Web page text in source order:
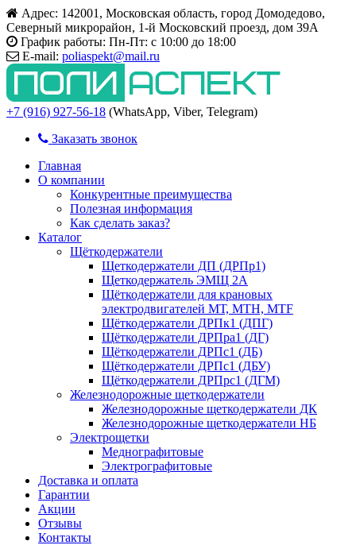
Адрес: 142001, Московская область, город Домодедово,
Северный микрорайон, 1-й Московский проезд, дом 39А
График работы: Пн-Пт: с 10:00 до 18:00
E-mail: poliaspekt@mail.ru
+7 (916) 927-56-18 (WhatsApp, Viber, Telegram)
Заказать звонок
Главная
О компании
Конкурентные преимущества
Полезная информация
Как сделать заказ?
Каталог
Щёткодержатели
Щеткодержатели ДП (ДРПр1)
Щеткодержатель ЭМЩ 2А
Щёткодержатели для крановых
электродвигателей МТ, МТН, МТF
Щёткодержатели ДРПк1 (ДПГ)
Щёткодержатели ДРПра1 (ДГ)
Щёткодержатели ДРПс1 (ДБ)
Щёткодержатели ДРПс1 (ДБУ)
Щёткодержатели ДРПрс1 (ДГМ)
Железнодорожные щеткодержатели
Железнодорожные щеткодержатели ДК
Железнодорожные щеткодержатели НБ
Электрощетки
Меднографитовые
Электрографитовые
Доставка и оплата
Гарантии
Акции
Отзывы
Контакты